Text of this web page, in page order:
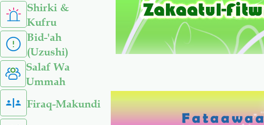
Shirki &
Kufru
Bid-'ah
(Uzushi)
Salaf Wa
Ummah
Firaq-Makundi